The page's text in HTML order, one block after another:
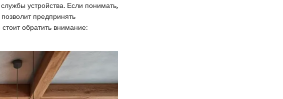
устройства. Если понимать,
предпринять
обратить внимание: